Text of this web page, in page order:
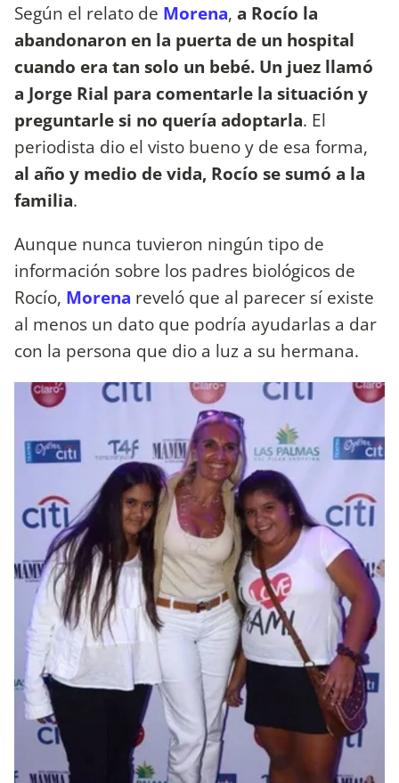
Según el relato de Morena, a Rocío la
abandonaron en la puerta de un hospital
cuando era tan solo un bebé. Un juez llamó
a Jorge Rial para comentarle la situación y
preguntarle si no quería adoptarla. El
periodista dio el visto bueno y de esa forma,
al año y medio de vida, Rocío se sumó a la
familia.
Aunque nunca tuvieron ningún tipo de
información sobre los padres biológicos de
Rocío, Morena reveló que al parecer sí existe
al menos un dato que podría ayudarlas a dar
con la persona que dio a luz a su hermana.